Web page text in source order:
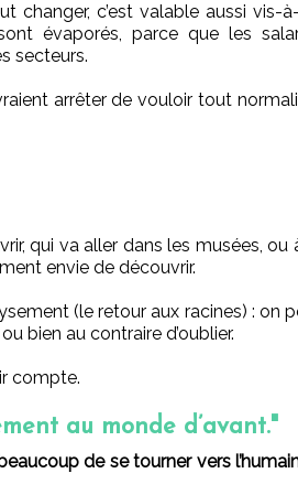
changer, c’est valable aussi vis-
évaporés, parce que les
secteurs.
arrêter de vouloir tout
qui va aller dans les musées, ou
envie de découvrir.
(le retour aux racines) : on
bien au contraire d’oublier.
compte.
au monde d’avant."
de se tourner vers